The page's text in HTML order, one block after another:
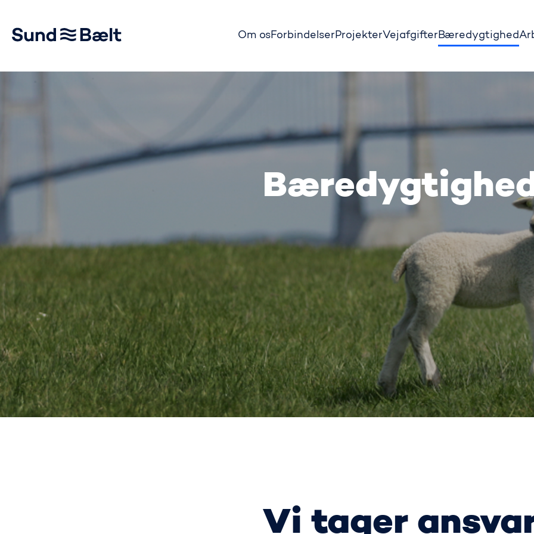
Om osForbindelser ProjekterVejafgifter Bæredygtighed
Vi tager